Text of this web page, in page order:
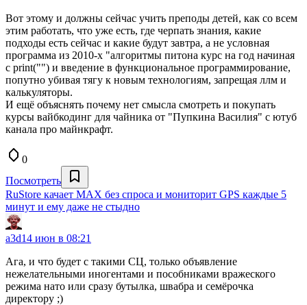
Вот этому и должны сейчас учить преподы детей, как со всем
этим работать, что уже есть, где черпать знания, какие
подходы есть сейчас и какие будут завтра, а не условная
программа из 2010-х "алгоритмы питона курс на год начиная
с print("") и введение в функциональное программирование,
попутно убивая тягу к новым технологиям, запрещая ллм и
калькуляторы.
И ещё объяснять почему нет смысла смотреть и покупать
курсы вайбкодинг для чайника от "Пупкина Василия" с ютуб
канала про майнкрафт.
0
Посмотреть
RuStore качает MAX без спроса и мониторит GPS каждые 5
минут и ему даже не стыдно
a3d14 июн в 08:21
Ага, и что будет с такими СЦ, только объявление
нежелательными иногентами и пособниками вражеского
режима нато или сразу бутылка, швабра и семёрочка
директору ;)